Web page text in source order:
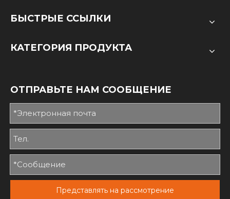
БЫСТРЫЕ ССЫЛКИ
КАТЕГОРИЯ ПРОДУКТА
ОТПРАВЬТЕ НАМ СООБЩЕНИЕ
Представлять на рассмотрение